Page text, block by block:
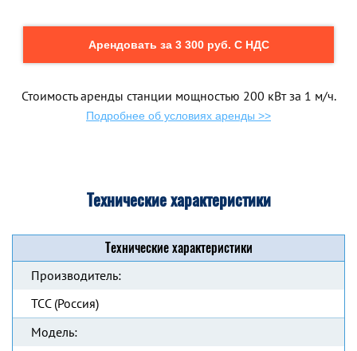
Арендовать за 3 300 руб. С НДС
Стоимость аренды станции мощностью 200 кВт за 1 м/ч.
Подробнее об условиях аренды >>
Технические характеристики
Технические характеристики
Производитель:
ТСС (Россия)
Модель: